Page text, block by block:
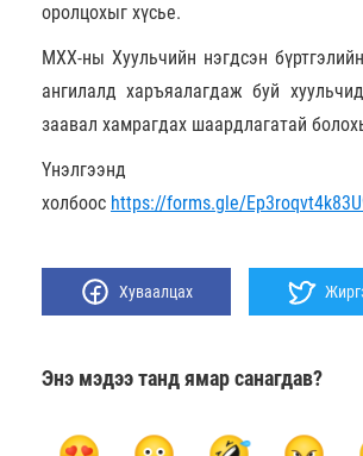
оролцохыг хүсье.
МХХ-ны Хуульчийн нэгдсэн
ангилалд харъяалагдаж буй
заавал хамрагдах шаардлагатай
Үнэлгээнд
холбоос https://forms.gle/
Хуваалцах
Энэ мэдээ танд ямар санагдав?